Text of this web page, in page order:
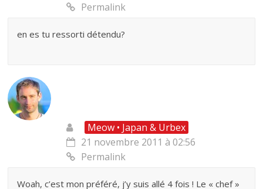
Permalink
en es tu ressorti détendu?
Meow • Japan & Urbex
21 novembre 2011 à 02:56
Permalink
Woah, c’est mon préféré, j’y suis allé 4 fois ! Le « chef »